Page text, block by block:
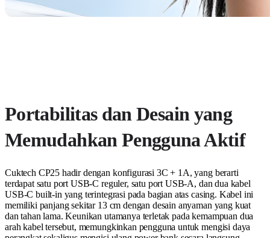
Portabilitas dan Desain yang
Memudahkan Pengguna Aktif
Cuktech CP25 hadir dengan konfigurasi 3C + 1A, yang berarti
terdapat satu port USB-C reguler, satu port USB-A, dan dua kabel
USB-C built-in yang terintegrasi pada bagian atas casing. Kabel ini
memiliki panjang sekitar 13 cm dengan desain anyaman yang kuat
dan tahan lama. Keunikan utamanya terletak pada kemampuan dua
arah kabel tersebut, memungkinkan pengguna untuk mengisi daya